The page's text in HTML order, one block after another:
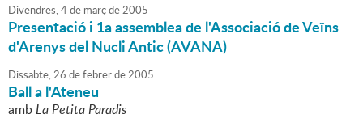
Divendres,4de marçde2005
Presentació i 1a assemblea de l'Associació de Veïns
d'Arenys del Nucli Antic (AVANA)
Dissabte,26 defebrerde2005
Ball a l'Ateneu
ambLa Petita Paradis